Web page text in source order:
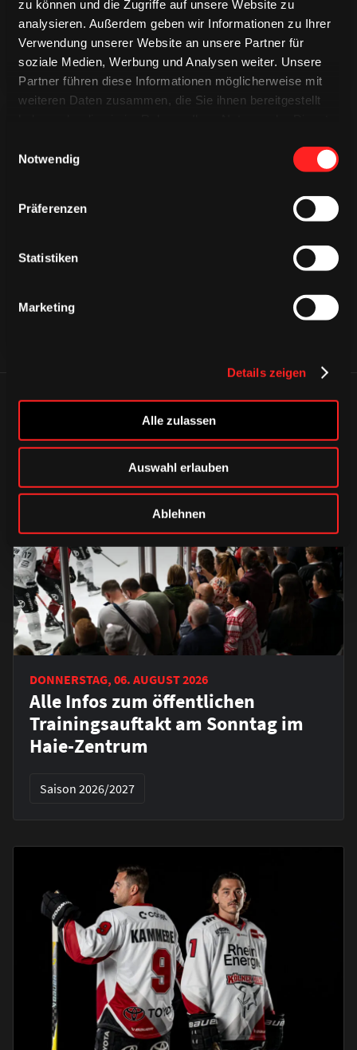
zu können und die Zugriffe auf unsere Website zu
analysieren. Außerdem geben wir Informationen zu Ihrer
Verwendung unserer Website an unsere Partner für
soziale Medien, Werbung und Analysen weiter. Unsere
Partner führen diese Informationen möglicherweise mit
weiteren Daten zusammen, die Sie ihnen bereitgestellt
Notwendig
Präferenzen
Statistiken
Marketing
Details zeigen
Alle zulassen
Auswahl erlauben
Ablehnen
ÄHNLICHE NEWS
DONNERSTAG, 06. AUGUST 2026
Alle Infos zum öffentlichen
Trainingsauftakt am Sonntag im
Haie-Zentrum
Saison 2026/2027